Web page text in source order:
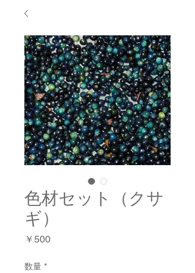
色材セット（クサ
ギ）
￥500価
数量 *